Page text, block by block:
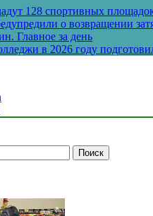
128 спортивных
о возвращении
Главное за день
в 2026 году